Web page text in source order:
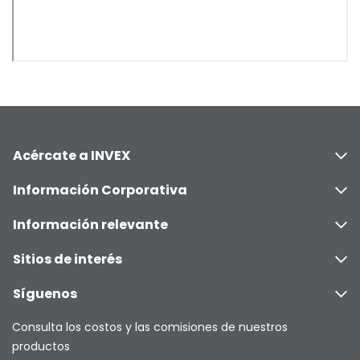
Acércate a INVEX
Información Corporativa
Información relevante
Sitios de interés
Síguenos
Consulta los costos y las comisiones de nuestros
productos